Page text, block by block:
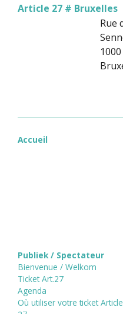
Article 27 # Bruxelles
Rue
1000
Accueil
Publiek / Spectateur
Bienvenue / Welkom
Ticket Art.27
Agenda
Où utiliser votre ticket Article